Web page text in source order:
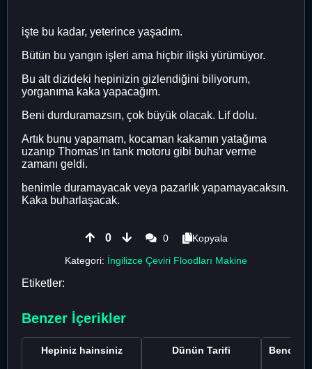
işte bu kadar, yeterince yaşadım.
Bütün bu yangın işleri ama hiçbir ilişki yürümüyor.
Bu alt dizideki hepinizin gizlendiğini biliyorum,
yorganıma kaka yapacağım.
Beni durduramazsın, çok büyük olacak. Lif dolu.
Artık bunu yapamam, kocaman kakamın yatağıma
uzanıp Thomas’ın tank motoru gibi buhar verme
zamanı geldi.
benimle duramayacak veya pazarlık yapamayacaksın.
Kaka buharlaşacak.
0 0
Kopyala
Kategori: İngilizce Çeviri Floodları Makine
Etiketler:
Benzer İçerikler
Hepiniz hainsiniz Dünün Tarifi